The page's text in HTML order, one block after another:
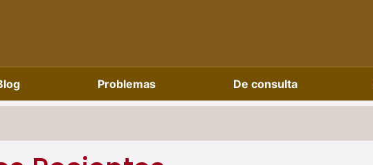
Problemas De consulta